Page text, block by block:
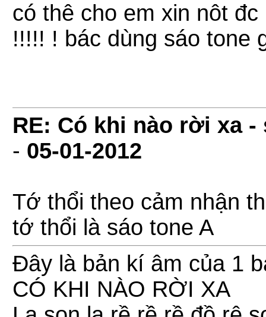
có thê cho em xin nôt
!!!!! ! bác dùng sáo tone
RE: Có khi nào rời xa -
- 05-01-2012
Tớ thổi theo cảm nhận
tớ thổi là sáo tone A
Đây là bản kí âm của 1
CÓ KHI NÀO RỜI XA